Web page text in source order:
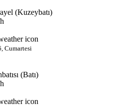
(Kuzeybatı)
Cumartesi
(Batı)